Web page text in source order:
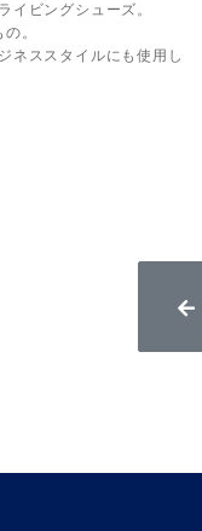
イビングシューズ。
。
ネススタイルにも使用し